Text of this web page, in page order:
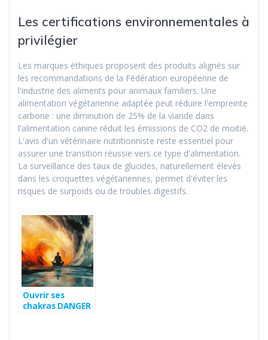
Les certifications environnementales à
privilégier
Les marques éthiques proposent des produits alignés sur
les recommandations de la Fédération européenne de
l'industrie des aliments pour animaux familiers. Une
alimentation végétarienne adaptée peut réduire l'empreinte
carbone : une diminution de 25% de la viande dans
l'alimentation canine réduit les émissions de CO2 de moitié.
L'avis d'un vétérinaire nutritionniste reste essentiel pour
assurer une transition réussie vers ce type d'alimentation.
La surveillance des taux de glucides, naturellement élevés
dans les croquettes végétariennes, permet d'éviter les
risques de surpoids ou de troubles digestifs.
Ouvrir ses
chakras DANGER